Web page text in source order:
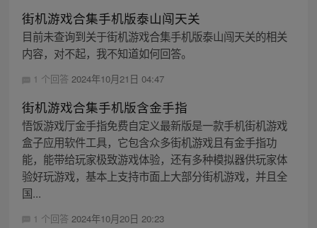
街机游戏合集手机版泰山闯天关
目前未查询到关于街机游戏合集手机版泰山闯天关的相关
内容，对不起，我不知道如何回答。
1 个回答 2024年10月21日 04:47
街机游戏合集手机版含金手指
悟饭游戏厅金手指免费自定义最新版是一款手机街机游戏
盒子应用软件工具，它包含众多街机游戏且有金手指功
能，能带给玩家极致游戏体验，还有多种模拟器供玩家体
验好玩游戏，基本上支持市面上大部分街机游戏，并且全
国...
1 个回答 2024年10月20日 20:23